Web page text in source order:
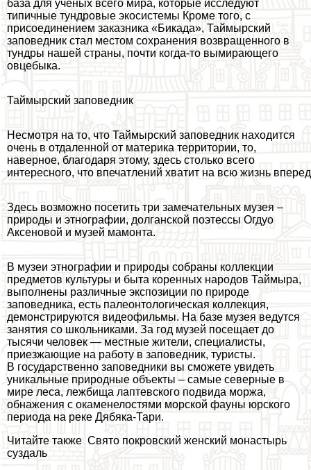
база для ученых всего мира, которые исследуют
типичные тундровые экосистемы Кроме того, с
присоединением заказника «Бикада», Таймырский
заповедник стал местом сохранения возвращенного в
тундры нашей страны, почти когда-то вымирающего
овцебыка.
Таймырский заповедник
Несмотря на то, что Таймырский заповедник находится
очень в отдаленной от материка территории, то,
наверное, благодаря этому, здесь столько всего
интересного, что впечатлений хватит на всю жизнь вперед
Здесь возможно посетить три замечательных музея –
природы и этнографии, долганской поэтессы Огдуо
Аксеновой и музей мамонта.
В музеи этнографии и природы собраны коллекции
предметов культуры и быта коренных народов Таймыра,
выполнены различные экспозиции по природе
заповедника, есть палеонтологическая коллекция,
демонстрируются видеофильмы. На базе музея ведутся
занятия со школьниками. За год музей посещает до
тысячи человек — местные жители, специалисты,
приезжающие на работу в заповедник, туристы.
В государственно заповедники вы сможете увидеть
уникальные природные объекты – самые северные в
мире леса, лежбища лаптевского подвида моржа,
обнажения с окаменелостями морской фауны юрского
периода на реке Дябяка-Тари.
Читайте также Свято покровский женский монастырь
суздаль